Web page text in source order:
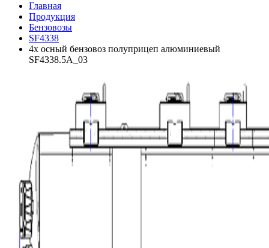
Главная
Продукция
Бензовозы
SF4338
4х осный бензовоз полуприцеп алюминиевый
SF4338.5A_03